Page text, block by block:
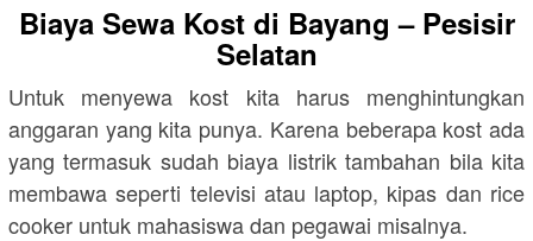
Biaya Sewa Kost di Bayang – Pesisir
Selatan
Untuk menyewa kost kita harus menghintungkan
anggaran yang kita punya. Karena beberapa kost ada
yang termasuk sudah biaya listrik tambahan bila kita
membawa seperti televisi atau laptop, kipas dan rice
cooker untuk mahasiswa dan pegawai misalnya.